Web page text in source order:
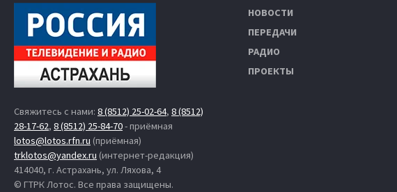
Свяжитесь с нами: 8 (8512) 25-02-64, 8 (8512)
28-17-62, 8 (8512) 25-84-70- приёмная
lotos@lotos.rfn.ru (приёмная)
trklotos@yandex.ru (интернет-редакция)
414040, г. Астрахань, ул. Ляхова, 4
© ГТРК Лотос. Все права защищены.
НОВОСТИ
ПЕРЕДАЧИ
РАДИО
ПРОЕКТЫ